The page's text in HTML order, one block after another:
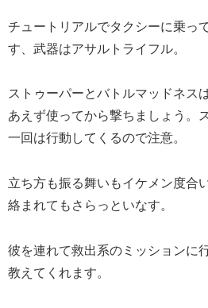
チュートリアルでタクシーに乗っ
す、武器はアサルトライフル。
ストゥーパーとバトルマッドネス
あえず使ってから撃ちましょう。
一回は行動してくるので注意。
立ち方も振る舞いもイケメン度合
絡まれてもさらっといなす。
彼を連れて救出系のミッションに
教えてくれます。